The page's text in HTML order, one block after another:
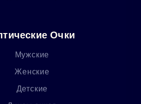
Очки
Мужские
Женские
Детские